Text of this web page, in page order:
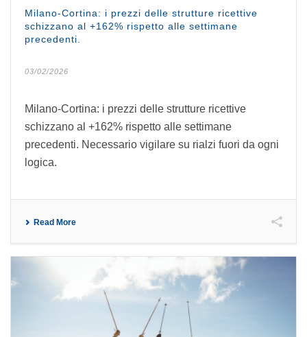
Milano-Cortina: i prezzi delle strutture ricettive
schizzano al +162% rispetto alle settimane
precedenti.
03/02/2026
Milano-Cortina: i prezzi delle strutture ricettive
schizzano al +162% rispetto alle settimane
precedenti. Necessario vigilare su rialzi fuori da ogni
logica.
Read More